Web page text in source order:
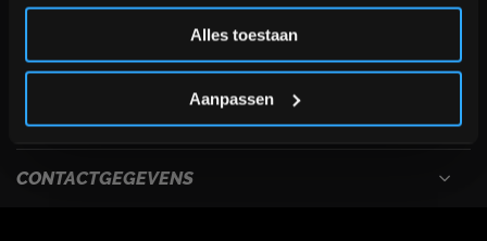
Alles toestaan
Aanpassen
USEFULL LINKS
INFORMATIE
CONTACTGEGEVENS
Inschrijven
*Verzendkosten vallen buiten de korting